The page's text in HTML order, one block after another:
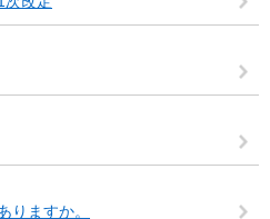
りますか。